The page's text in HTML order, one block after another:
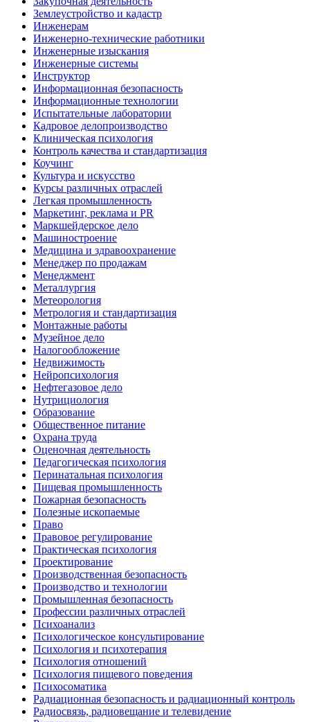
Землеустройство и кадастр
Инженерам
Инженерно-технические работники
Инженерные изыскания
Инженерные системы
Инструктор
Информационная безопасность
Информационные технологии
Испытательные лаборатории
Кадровое делопроизводство
Клиническая психология
Контроль качества и стандартизация
Коучинг
Культура и искусство
Курсы различных отраслей
Легкая промышленность
Маркетинг, реклама и PR
Маркшейдерское дело
Машиностроение
Медицина и здравоохранение
Менеджер по продажам
Менеджмент
Металлургия
Метеорология
Метрология и стандартизация
Монтажные работы
Музейное дело
Налогообложение
Недвижимость
Нейропсихология
Нефтегазовое дело
Нутрициология
Образование
Общественное питание
Охрана труда
Оценочная деятельность
Педагогическая психология
Перинатальная психология
Пищевая промышленность
Пожарная безопасность
Полезные ископаемые
Право
Правовое регулирование
Практическая психология
Проектирование
Производственная безопасность
Производство и технологии
Промышленная безопасность
Профессии различных отраслей
Психоанализ
Психологическое консультирование
Психология и психотерапия
Психология отношений
Психология пищевого поведения
Психосоматика
Радиационная безопасность и радиационный контроль
Радиосвязь, радиовещание и телевидение